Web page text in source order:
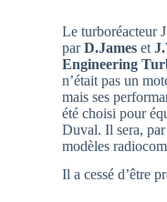
Le turboréacteur
parD.James et
Engineering
n’était pas un
mais ses
été choisi pour
Duval. Il sera,
modèles
Il a cessé d’être